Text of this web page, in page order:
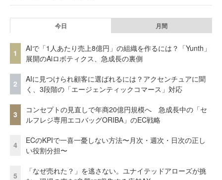
今日 月間
1
AIで「1人あたり売上8億円」の組織を作るには？「Yunth」
展開のAiロボティクス、急成長の裏側
2
AIに見つけられ顧客に選ばれるには？アクセンチュアに聞
く、3段階の「エージェンティックコマース」対応
3
コンセプトの見直しで年商20億円規模へ 急成長中の「セ
ルフレジ専用エコバッグORIBA」のEC戦略
4
ECのKPIで一喜一憂しない方法〜月次・週次・日次の正し
い役割分担〜
5
「なぜ売れた？」を逃さない。ユナイテッドアローズが挑